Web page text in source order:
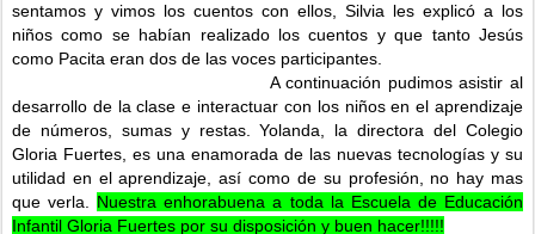
sentamos y vimos los cuentos con ellos, Silvia les explicó a los
niños como se habían realizado los cuentos y que tanto Jesús
como Pacita eran dos de las voces participantes.
A continuación pudimos asistir al
desarrollo de la clase e interactuar con los niños en el aprendizaje
de números, sumas y restas. Yolanda, la directora del Colegio
Gloria Fuertes, es una enamorada de las nuevas tecnologías y su
utilidad en el aprendizaje, así como de su profesión, no hay mas
que verla. Nuestra enhorabuena a toda la Escuela de Educación
Infantil Gloria Fuertes por su disposición y buen hacer!!!!!